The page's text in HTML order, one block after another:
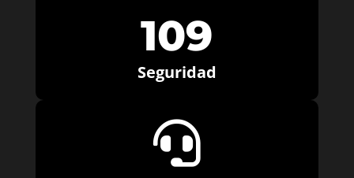
109
Seguridad
